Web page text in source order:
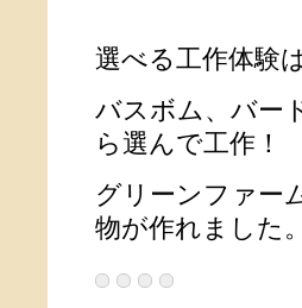
選べる工作体験
バスボム、バー
ら選んで工作！
グリーンファー
物が作れました。